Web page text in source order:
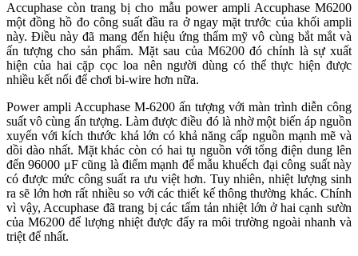
Accuphase còn trang bị cho mẫu power ampli Accuphase M6200
một đồng hồ đo công suất đầu ra ở ngay mặt trước của khối ampli
này. Điều này đã mang đến hiệu ứng thẩm mỹ vô cùng bắt mắt và
ấn tượng cho sản phẩm. Mặt sau của M6200 đó chính là sự xuất
hiện của hai cặp cọc loa nên người dùng có thể thực hiện được
nhiều kết nối để chơi bi-wire hơn nữa.
Power ampli Accuphase M-6200 ấn tượng với màn trình diễn công
suất vô cùng ấn tượng. Làm được điều đó là nhờ một biến áp nguồn
xuyến với kích thước khá lớn có khả năng cấp nguồn mạnh mẽ và
dồi dào nhất. Mặt khác còn có hai tụ nguồn với tổng điện dung lên
đến 96000 μF cũng là điểm mạnh để mẫu khuếch đại công suất này
có được mức công suất ra ưu việt hơn. Tuy nhiên, nhiệt lượng sinh
ra sẽ lớn hơn rất nhiều so với các thiết kế thông thường khác. Chính
vì vậy, Accuphase đã trang bị các tấm tản nhiệt lớn ở hai cạnh sườn
của M6200 để lượng nhiệt được đẩy ra môi trường ngoài nhanh và
triệt để nhất.